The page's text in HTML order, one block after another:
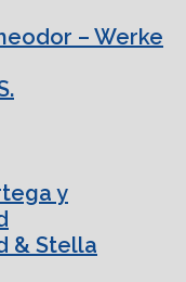
– Werke
y
& Stella